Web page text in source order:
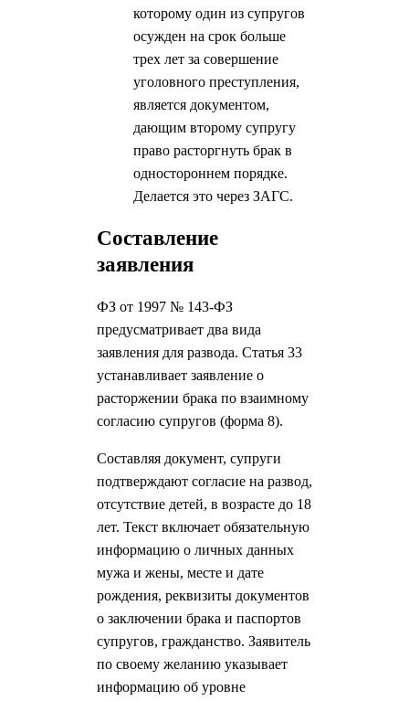
которому один из супругов
осужден на срок больше
трех лет за совершение
уголовного преступления,
является документом,
дающим второму супругу
право расторгнуть брак в
одностороннем порядке.
Делается это через ЗАГС.
Составление
заявления
ФЗ от 1997 № 143-ФЗ
предусматривает два вида
заявления для развода. Статья 33
устанавливает заявление о
расторжении брака по взаимному
согласию супругов (форма 8).
Составляя документ, супруги
подтверждают согласие на развод,
отсутствие детей, в возрасте до 18
лет. Текст включает обязательную
информацию о личных данных
мужа и жены, месте и дате
рождения, реквизиты документов
о заключении брака и паспортов
супругов, гражданство. Заявитель
по своему желанию указывает
информацию об уровне